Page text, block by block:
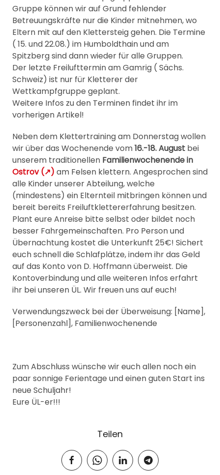
Gruppe können wir auf Grund fehlender
Betreuungskräfte nur die Kinder mitnehmen, wo
Eltern mit auf den Klettersteig gehen. Die Termine
( 15. und 22.08.) im Humboldthain und am
Spitzberg sind dann wieder für alle Gruppen.
Der letzte Freilufttermin am Gamrig ( Sächs.
Schweiz) ist nur für Kletterer der
Wettkampfgruppe geplant.
Weitere Infos zu den Terminen findet ihr im
vorherigen Artikel!
Neben dem Klettertraining am Donnerstag wollen
wir über das Wochenende vom16.-18. August bei
unserem traditionellen Familienwochenendein
Ostrov(↗) am Felsen klettern. Angesprochen sind
alle Kinder unserer Abteilung, welche
(mindestens) ein Elternteil mitbringen können und
bereit bereits Freiluftklettererfahrung besitzen.
Plant eure Anreise bitte selbst oder bildet noch
besser Fahrgemeinschaften. Pro Person und
Übernachtung kostet die Unterkunft 25€! Sichert
euch schnell die Schlafplätze, indem ihr das Geld
auf das Konto von D. Hoffmann überweist. Die
Kontoverbindung und alle weiteren Infos erfahrt
ihr bei unseren ÜL. Wir freuen uns auf euch!
Verwendungszweck bei der Überweisung: [Name],
[Personenzahl], Familienwochenende
Zum Abschluss wünsche wir euch allen noch ein
paar sonnige Ferientage und einen guten Start ins
neue Schuljahr!
Eure ÜL-er!!!
Teilen